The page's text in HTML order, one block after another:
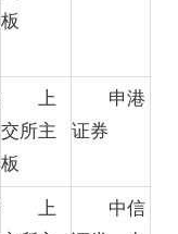
板
上
交所主
板
申港
证券
上
中信